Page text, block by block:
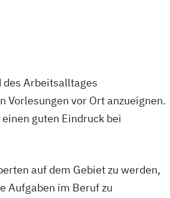
des Arbeitsalltages
vor Ort anzueignen.
guten Eindruck bei
auf dem Gebiet zu werden,
Aufgaben im Beruf zu